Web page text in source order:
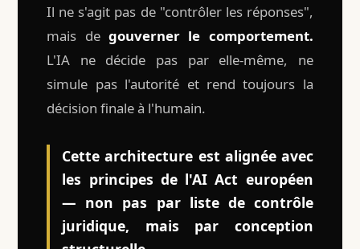
Il ne s'agit pas de "contrôler les réponses",
mais de gouverner le comportement.
L'IA ne décide pas par elle-même, ne
simule pas l'autorité et rend toujours la
décision finale à l'humain.
Cette architecture est alignée avec
les principes de l'AI Act européen
— non pas par liste de contrôle
juridique, mais par conception